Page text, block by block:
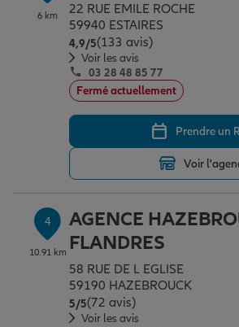
Assurance scolaire
Protection juridique
Retraite
Tous nos devis d'assurance
6 km
22 RUE EMILE ROCHE
59940 ESTAIRES
4,9/5Note de 4.9 sur 5
(133 avis)
Voir les avis
03 28 48 85 77
Fermé actuellement
Prendre un
Voir
4
10.91 km
AGENCE
FLANDRES
58 RUE DE L EGLISE
59190 HAZEBROUCK
5/5Note de 5 sur 5
(72 avis)
Voir les avis